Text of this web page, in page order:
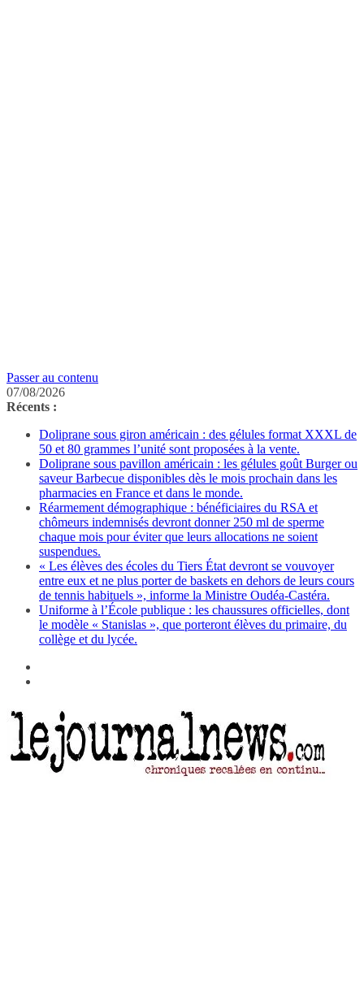
Passer au contenu
07/08/2026
Récents :
Doliprane sous giron américain : des gélules format XXXL de
50 et 80 grammes l’unité sont proposées à la vente.
Doliprane sous pavillon américain : les gélules goût Burger ou
saveur Barbecue disponibles dès le mois prochain dans les
pharmacies en France et dans le monde.
Réarmement démographique : bénéficiaires du RSA et
chômeurs indemnisés devront donner 250 ml de sperme
chaque mois pour éviter que leurs allocations ne soient
suspendues.
« Les élèves des écoles du Tiers État devront se vouvoyer
entre eux et ne plus porter de baskets en dehors de leurs cours
de tennis habituels », informe la Ministre Oudéa-Castéra.
Uniforme à l’École publique : les chaussures officielles, dont
le modèle « Stanislas », que porteront élèves du primaire, du
collège et du lycée.